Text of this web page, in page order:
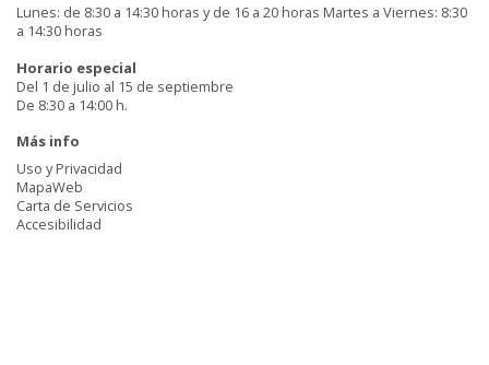
Lunes: de 8:30 a 14:30 horas y de 16 a 20 horas Martes a Viernes: 8:30
a 14:30 horas
Horario especial
Del 1 de julio al 15 de septiembre
De 8:30 a 14:00 h.
Más info
Uso y Privacidad
MapaWeb
Carta de Servicios
Accesibilidad